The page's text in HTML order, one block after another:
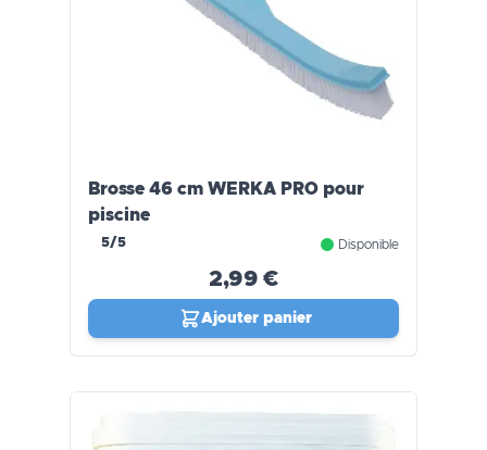
Brosse 46 cm WERKA PRO pour
piscine
5/5 Disponible
2,99 €
Ajouter panier